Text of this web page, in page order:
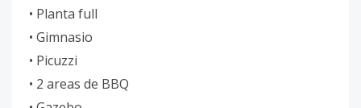
• Planta full
• Gimnasio
• Picuzzi
• 2 areas de BBQ